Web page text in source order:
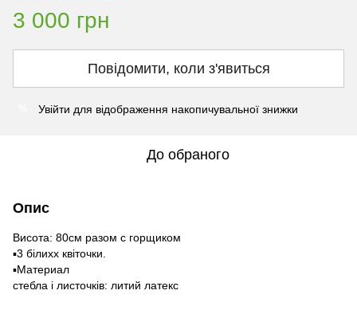
3 000 грн
Повідомити, коли з'явиться
Увійти для відображення накопичувальної знижки
До обраного
Опис
Висота: 80см разом с горщиком
▪️3 білихх квіточки.
▪️Материал
стебла і листочків: литий латекс